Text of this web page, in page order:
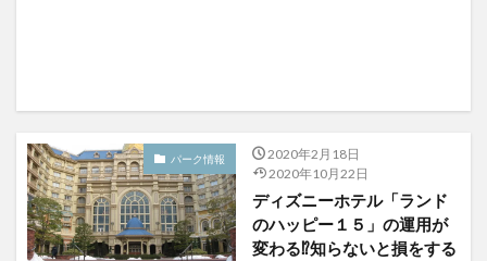
パーク情報
2020年2月18日
2020年10月22日
ディズニーホテル「ランド
のハッピー１５」の運用が
変わる⁉知らないと損をする